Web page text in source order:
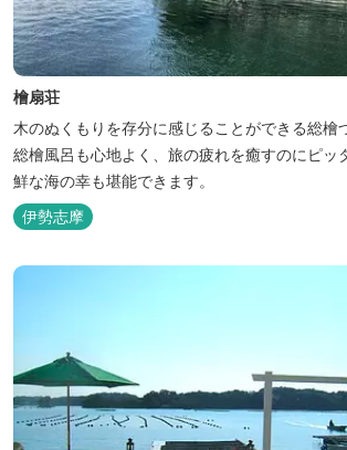
檜扇荘
木のぬくもりを存分に感じることができる総檜
総檜風呂も心地よく、旅の疲れを癒すのにピッ
鮮な海の幸も堪能できます。
伊勢志摩